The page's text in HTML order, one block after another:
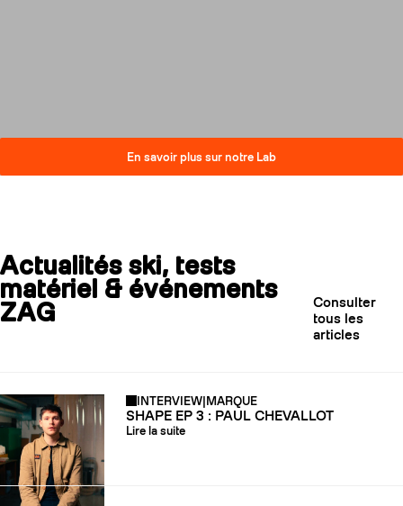
En savoir plus sur notre Lab
Actualités ski, tests
matériel & événements
ZAG
Consulter
tous les
articles
INTERVIEW|MARQUE
SHAPE EP 3 : PAUL CHEVALLOT
Lire la suite